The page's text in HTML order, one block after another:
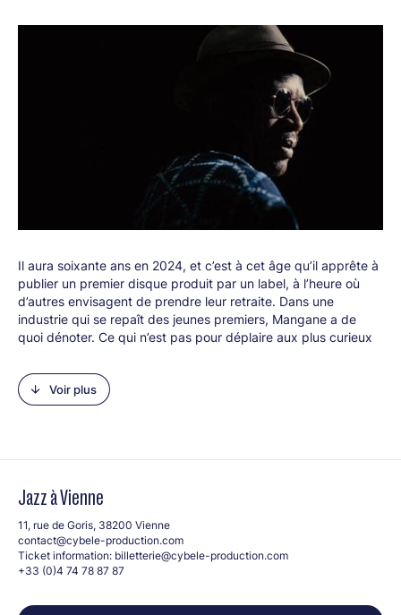
Il aura soixante ans en 2024, et c’est à cet âge qu’il apprête à
publier un premier disque produit par un label, à l’heure où
d’autres envisagent de prendre leur retraite. Dans une
industrie qui se repaît des jeunes premiers, Mangane a de
quoi dénoter. Ce qui n’est pas pour déplaire aux plus curieux
fait dans le droit sillon des classiques du style. Non, c’est
plutôt dans les chemins buissonniers que s’inscrit la musique
deZoom Zematt
Voir plus
Jazz à Vienne
11, rue de Goris, 38200 Vienne
contact@cybele-production.com
Ticket information: billetterie@cybele-production.com
+33 (0)4 74 78 87 87